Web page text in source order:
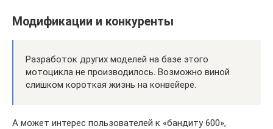
Модификации и конкуренты
Разработок других моделей на базе этого
мотоцикла не производилось. Возможно виной
слишком короткая жизнь на конвейере.
А может интерес пользователей к «бандиту 600»,